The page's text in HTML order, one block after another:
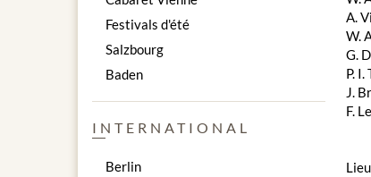
A.
W.
G.
P.
J.
F.
Festivals d'été
Salzbourg
Baden
INTERNATIONAL
Berlin